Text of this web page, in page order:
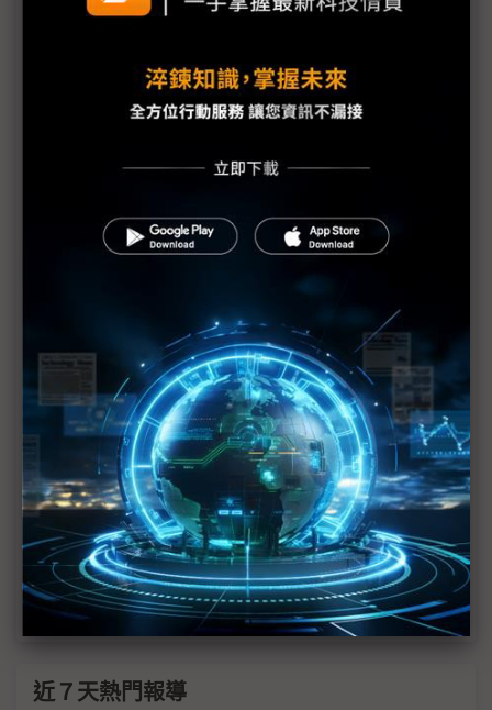
威鋒電子宣布推出 PortSense 以AI人工智慧功能強化
USB Hub管理
新思科技利用台積電先進製程加速新世代的晶片創新
台灣鎧俠於2024台北國際電腦展展示先進儲存技術與
生態圈應用
驚艷COMPUTEX 鴻翊國際以智慧飯店與零售創新展
示AI時代新型態POS
TSLG耐落扣件防鬆價值解決方案提供者
Brickcom引領全球無線技術趨勢 InstantFind系統締
造物聯網資料傳輸
<< 1 2 3 4 >>
近７天熱門報導